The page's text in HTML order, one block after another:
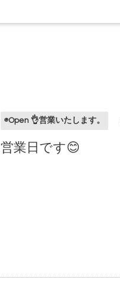
◉Open 👌営業いたします。
営業日です😊